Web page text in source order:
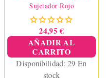
Sujetador Rojo
24,95 €
AÑADIR AL
CARRITO
Disponibilidad:29 En
stock